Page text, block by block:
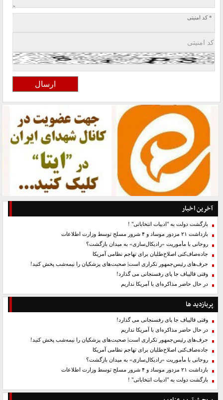
* کد امنیتی
آخرین اخبار
بازگشت دولت به "ادبیات انتخاباتی" !
بازداشت ۲۱ مزدور موساد و ۴ شرور مسلح توسط وزارت اطلاعات
روحانی با مأموریت «رادیکال‌سازی» به میدان بازگشت؟
جاده‌صاف‌کنی اصلاح‌طلبان برای تهاجم نظامی آمریکا
حرف‌های رئیس‌جمهور تکراری است| صحبت‌های پزشکیان را نیمه‌شب پخش کنید!
وقتی قالیباف جا پای رفسنجانی می گذارد!
در حال حاضر مذاکره‌ای با آمریکا نداریم
پربازدید ها
وقتی قالیباف جا پای رفسنجانی می گذارد!
در حال حاضر مذاکره‌ای با آمریکا نداریم
حرف‌های رئیس‌جمهور تکراری است| صحبت‌های پزشکیان را نیمه‌شب پخش کنید!
جاده‌صاف‌کنی اصلاح‌طلبان برای تهاجم نظامی آمریکا
روحانی با مأموریت «رادیکال‌سازی» به میدان بازگشت؟
بازداشت ۲۱ مزدور موساد و ۴ شرور مسلح توسط وزارت اطلاعات
بازگشت دولت به "ادبیات انتخاباتی" !